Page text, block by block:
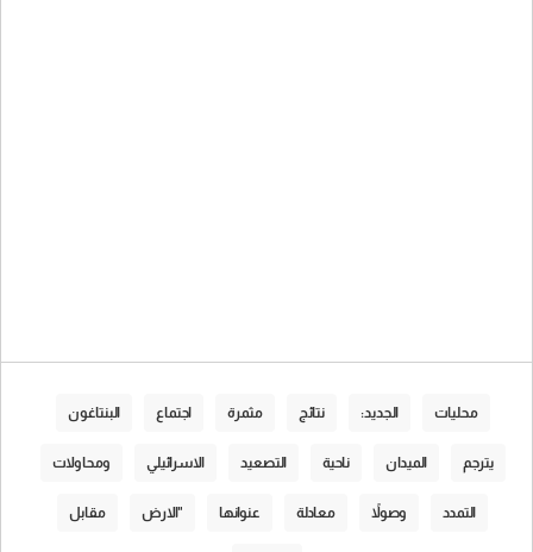
محليات الجديد: نتائج مثمرة اجتماع البنتاغون
يترجم الميدان ناحية التصعيد الاسرائيلي ومحاولات
التمدد وصولاً معادلة عنوانها "الارض مقابل